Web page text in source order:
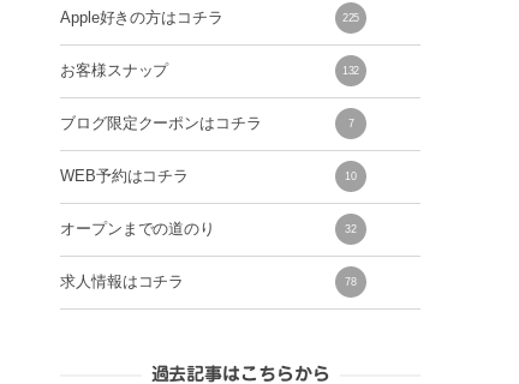
Apple好きの方はコチラ 225
お客様スナップ 132
ブログ限定クーポンはコチラ 7
WEB予約はコチラ 10
オープンまでの道のり 32
求人情報はコチラ 78
過去記事はこちらから